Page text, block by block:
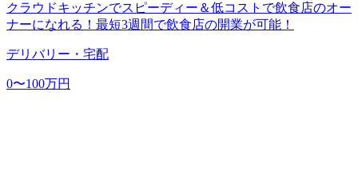
クラウドキッチンでスピーディー＆低コストで飲食店のオー
ナーになれる！最短3週間で飲食店の開業が可能！
デリバリー・宅配
0〜100万円